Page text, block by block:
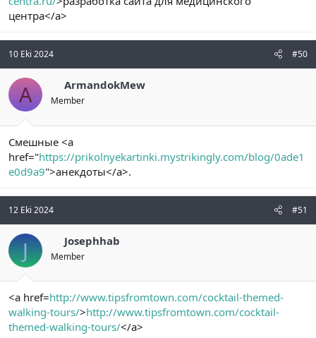
центра</a>
10 Eki 2024 #50
A ArmandokMew
Member
Смешные <a
href="https://prikolnyekartinki.mystrikingly.com/blog/0ade1
e0d9a9">анекдоты</a>.
12 Eki 2024 #51
J Josephhab
Member
<a href=http://www.tipsfromtown.com/cocktail-themed-
walking-tours/>http://www.tipsfromtown.com/cocktail-
themed-walking-tours/</a>